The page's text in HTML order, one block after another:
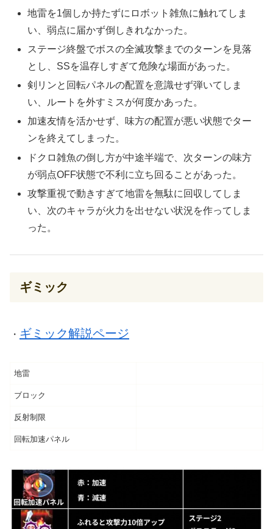
地雷を1個しか持たずにロボット雑魚に触れてしま
い、弱点に届かず倒しきれなかった。
ステージ終盤でボスの全滅攻撃までのターンを見落
とし、SSを温存しすぎて危険な場面があった。
剣リンと回転パネルの配置を意識せず弾いてしま
い、ルートを外すミスが何度かあった。
加速友情を活かせず、味方の配置が悪い状態でター
ンを終えてしまった。
ドクロ雑魚の倒し方が中途半端で、次ターンの味方
が弱点OFF状態で不利に立ち回ることがあった。
攻撃重視で動きすぎて地雷を無駄に回収してしま
い、次のキャラが火力を出せない状況を作ってしま
った。
ギミック
・ ギミック解説ページ
地雷
ブロック
反射制限
回転加速パネル